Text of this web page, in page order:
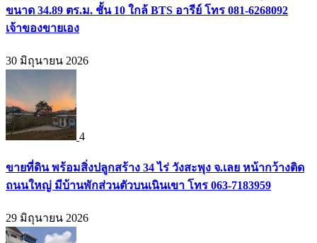
ขนาด 34.89 ตร.ม. ชั้น 10 ใกล้ BTS อารีย์ โทร 081-6268092
เจ้าของขายเอง
30 มิถุนายน 2026
4
ขายที่ดิน พร้อมสิ่งปลูกสร้าง 34 ไร่ วังสะพุง จ.เลย หน้ากว้างติด
ถนนใหญ่ มีบ้านพักส่วนตัวบนเนินเขา โทร 063-7183959
29 มิถุนายน 2026